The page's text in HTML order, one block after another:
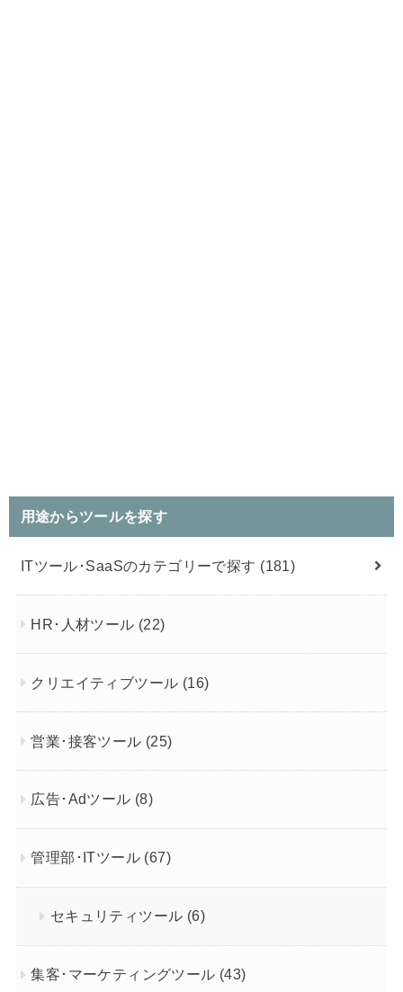
用途からツールを探す
ITツール･SaaSのカテゴリーで探す (181)
HR･人材ツール (22)
クリエイティブツール (16)
営業･接客ツール (25)
広告･Adツール (8)
管理部･ITツール (67)
セキュリティツール (6)
集客･マーケティングツール (43)